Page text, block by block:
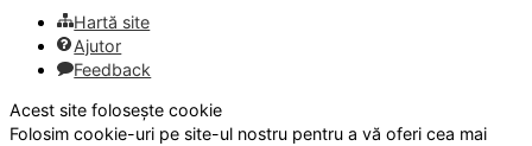
Hartă site
Ajutor
Feedback
Acest site folosește cookie
Folosim cookie-uri pe site-ul nostru pentru a vă oferi cea mai